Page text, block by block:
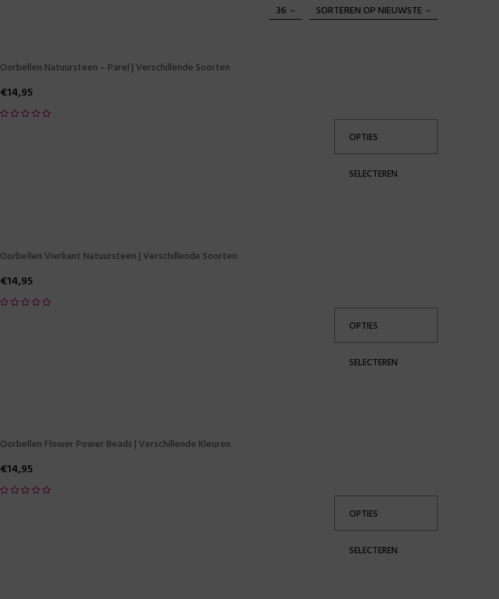
SORTEREN OP NIEUWSTE
36
Oorbellen Natuursteen – Parel | Verschillende Soorten
€14,95
OPTIES
SELECTEREN
Oorbellen Vierkant Natuursteen | Verschillende Soorten
€14,95
OPTIES
SELECTEREN
Oorbellen Flower Power Beads | Verschillende Kleuren
€14,95
OPTIES
SELECTEREN